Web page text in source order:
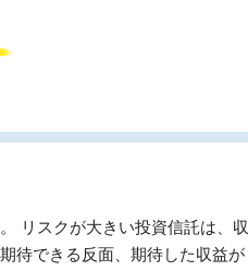
リスクが大きい投資信託は、収
待できる反面、期待した収益が